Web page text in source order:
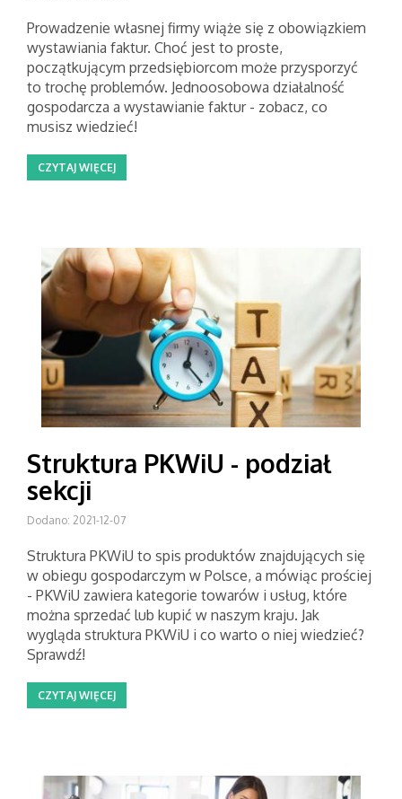
Prowadzenie własnej firmy wiąże się z obowiązkiem
wystawiania faktur. Choć jest to proste,
początkującym przedsiębiorcom może przysporzyć
to trochę problemów. Jednoosobowa działalność
gospodarcza a wystawianie faktur - zobacz, co
musisz wiedzieć!
CZYTAJ WIĘCEJ
Struktura PKWiU - podział
sekcji
Dodano: 2021-12-07
Struktura PKWiU to spis produktów znajdujących się
w obiegu gospodarczym w Polsce, a mówiąc prościej
- PKWiU zawiera kategorie towarów i usług, które
można sprzedać lub kupić w naszym kraju. Jak
wygląda struktura PKWiU i co warto o niej wiedzieć?
Sprawdź!
CZYTAJ WIĘCEJ